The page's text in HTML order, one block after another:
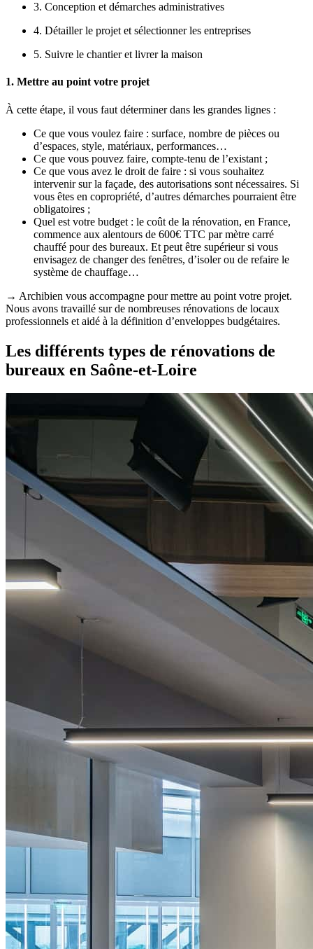
3. Conception et démarches administratives
4. Détailler le projet et sélectionner les entreprises
5. Suivre le chantier et livrer la maison
1. Mettre au point votre projet
À cette étape, il vous faut déterminer dans les grandes lignes :
Ce que vous voulez faire : surface, nombre de pièces ou
d’espaces, style, matériaux, performances…
Ce que vous pouvez faire, compte-tenu de l’existant ;
Ce que vous avez le droit de faire : si vous souhaitez
intervenir sur la façade, des autorisations sont nécessaires. Si
vous êtes en copropriété, d’autres démarches pourraient être
obligatoires ;
Quel est votre budget : le coût de la rénovation, en France,
commence aux alentours de 600€ TTC par mètre carré
chauffé pour des bureaux. Et peut être supérieur si vous
envisagez de changer des fenêtres, d’isoler ou de refaire le
système de chauffage…
→ Archibien vous accompagne pour mettre au point votre projet.
Nous avons travaillé sur de nombreuses rénovations de locaux
professionnels et aidé à la définition d’enveloppes budgétaires.
Les différents types de rénovations de
bureaux en Saône-et-Loire